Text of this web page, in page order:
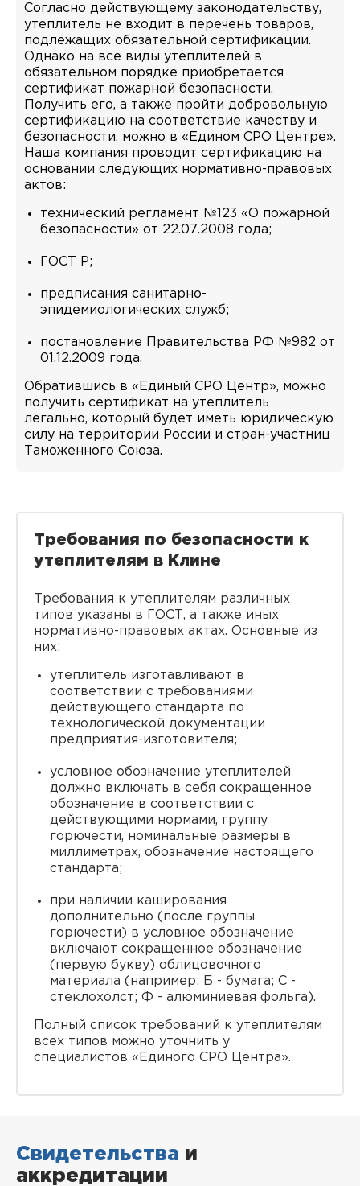
Согласно действующему законодательству,
утеплитель не входит в перечень товаров,
подлежащих обязательной сертификации.
Однако на все виды утеплителей в
обязательном порядке приобретается
сертификат пожарной безопасности.
Получить его, а также пройти добровольную
сертификацию на соответствие качеству и
безопасности, можно в «Едином СРО Центре».
Наша компания проводит сертификацию на
основании следующих нормативно-правовых
актов:
технический регламент №123 «О пожарной
безопасности» от 22.07.2008 года;
ГОСТ Р;
предписания санитарно-
эпидемиологических служб;
постановление Правительства РФ №982 от
01.12.2009 года.
Обратившись в «Единый СРО Центр», можно
получить сертификат на утеплитель
легально, который будет иметь юридическую
силу на территории России и стран-участниц
Таможенного Союза.
Требования по безопасности к
утеплителям в Клине
Требования к утеплителям различных
типов указаны в ГОСТ, а также иных
нормативно-правовых актах. Основные из
них:
утеплитель изготавливают в
соответствии с требованиями
действующего стандарта по
технологической документации
предприятия-изготовителя;
условное обозначение утеплителей
должно включать в себя сокращенное
обозначение в соответствии с
действующими нормами, группу
горючести, номинальные размеры в
миллиметрах, обозначение настоящего
стандарта;
при наличии каширования
дополнительно (после группы
горючести) в условное обозначение
включают сокращенное обозначение
(первую букву) облицовочного
материала (например: Б - бумага; С -
стеклохолст; Ф - алюминиевая фольга).
Полный список требований к утеплителям
всех типов можно уточнить у
специалистов «Единого СРО Центра».
Свидетельства и
аккредитации